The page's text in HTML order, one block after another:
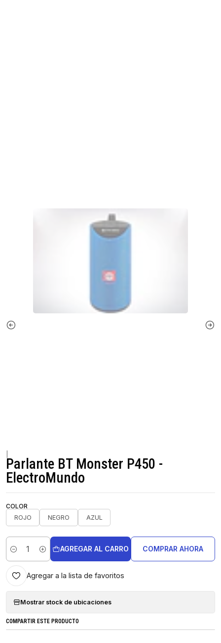
Parlante BT Monster P450 -
ElectroMundo
COLOR
ROJO
NEGRO AZUL
Cantidad
AGREGAR AL CARRO COMPRAR AHORA
Agregar a la lista de favoritos
Mostrar stock de ubicaciones
COMPARTIR ESTE PRODUCTO